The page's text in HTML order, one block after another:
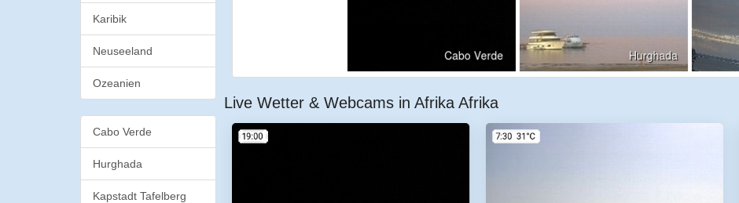
Karibik
Neuseeland
Ozeanien
Cabo Verde
Hurghada
Kapstadt Tafelberg
Live Wetter & Webcams in Afrika Afrika